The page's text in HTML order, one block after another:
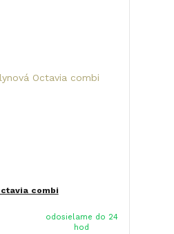
combi
odosielame do 24
hod